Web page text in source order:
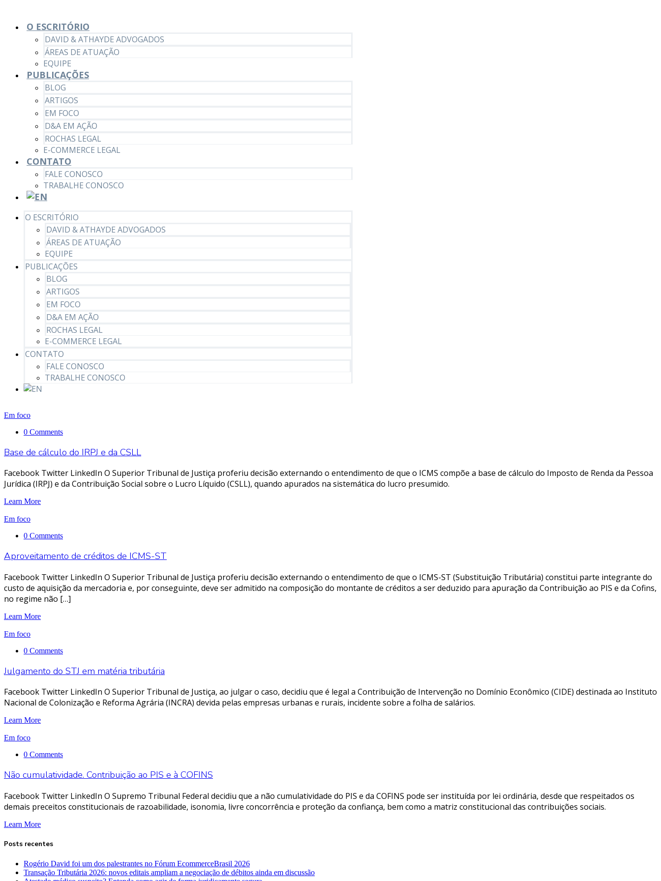
O ESCRITÓRIO
DAVID & ATHAYDE ADVOGADOS
ÁREAS DE ATUAÇÃO
EQUIPE
PUBLICAÇÕES
BLOG
ARTIGOS
EM FOCO
D&A EM AÇÃO
ROCHAS LEGAL
E-COMMERCE LEGAL
CONTATO
FALE CONOSCO
TRABALHE CONOSCO
O ESCRITÓRIO
DAVID & ATHAYDE ADVOGADOS
ÁREAS DE ATUAÇÃO
EQUIPE
PUBLICAÇÕES
BLOG
ARTIGOS
EM FOCO
D&A EM AÇÃO
ROCHAS LEGAL
E-COMMERCE LEGAL
CONTATO
FALE CONOSCO
TRABALHE CONOSCO
Em foco
0 Comments
Base de cálculo do IRPJ e da CSLL
Facebook Twitter LinkedIn O Superior Tribunal de Justiça proferiu decisão externando o entendimento de que o ICMS compõe a base de cálculo do Imposto de Renda da Pessoa
Jurídica (IRPJ) e da Contribuição Social sobre o Lucro Líquido (CSLL), quando apurados na sistemática do lucro presumido.
Learn More
Em foco
0 Comments
Aproveitamento de créditos de ICMS-ST
Facebook Twitter LinkedIn O Superior Tribunal de Justiça proferiu decisão externando o entendimento de que o ICMS-ST (Substituição Tributária) constitui parte integrante do
custo de aquisição da mercadoria e, por conseguinte, deve ser admitido na composição do montante de créditos a ser deduzido para apuração da Contribuição ao PIS e da Cofins,
no regime não […]
Learn More
Em foco
0 Comments
Julgamento do STJ em matéria tributária
Facebook Twitter LinkedIn O Superior Tribunal de Justiça, ao julgar o caso, decidiu que é legal a Contribuição de Intervenção no Domínio Econômico (CIDE) destinada ao Instituto
Nacional de Colonização e Reforma Agrária (INCRA) devida pelas empresas urbanas e rurais, incidente sobre a folha de salários.
Learn More
Em foco
0 Comments
Não cumulatividade. Contribuição ao PIS e à COFINS
Facebook Twitter LinkedIn O Supremo Tribunal Federal decidiu que a não cumulatividade do PIS e da COFINS pode ser instituída por lei ordinária, desde que respeitados os
demais preceitos constitucionais de razoabilidade, isonomia, livre concorrência e proteção da confiança, bem como a matriz constitucional das contribuições sociais.
Learn More
Posts recentes
Rogério David foi um dos palestrantes no Fórum EcommerceBrasil 2026
Transação Tributária 2026: novos editais ampliam a negociação de débitos ainda em discussão